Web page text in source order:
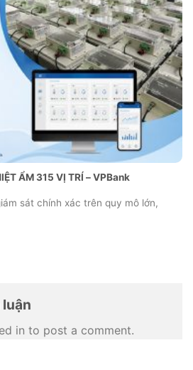
ẨM 315 VỊ TRÍ – VPBank
sát chính xác trên quy mô lớn,
in to post a comment.